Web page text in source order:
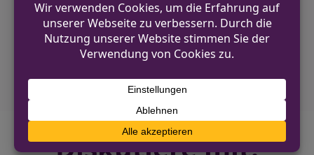
schwere Verletzungen
NÄCHSTER BEITRAG
Zoll kontrolliert Massagestudios in Krefeld
und Mönchengladbach